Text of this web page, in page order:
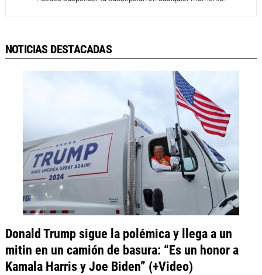
NOTICIAS DESTACADAS
Donald Trump sigue la polémica y llega a un
mitin en un camión de basura: “Es un honor a
Kamala Harris y Joe Biden” (+Video)